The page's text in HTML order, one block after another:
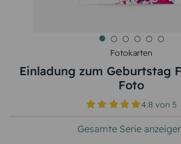
Fotokarten
Einladung zum Geburtstag
Foto
4.8 von5
Gesamte Serie